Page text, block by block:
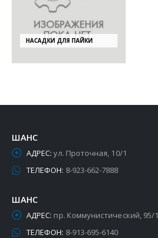
НАСАДКИ ДЛЯ ПАЙКИ
ШАНС
АДРЕС: ул. Проточная, 10/1
ТЕЛЕФОН: 8-923-662-7888
ШАНС
АДРЕС: пр. Коммунистический, 95/1
ТЕЛЕФОН: 8-913-695-6140